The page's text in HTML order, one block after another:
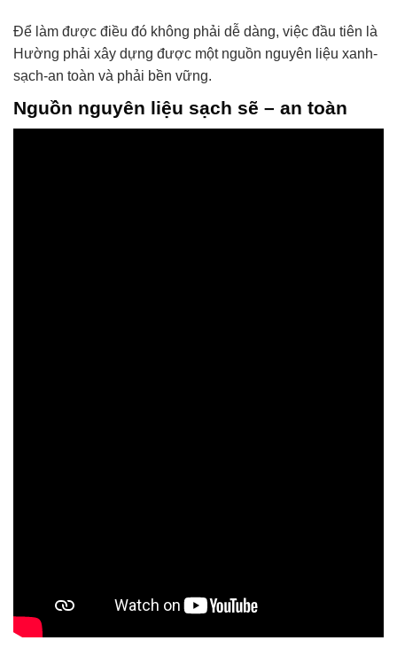
Để làm được điều đó không phải dễ dàng, việc đầu tiên là
Hường phải xây dựng được một nguồn nguyên liệu xanh-
sạch-an toàn và phải bền vững.
Nguồn nguyên liệu sạch sẽ – an toàn